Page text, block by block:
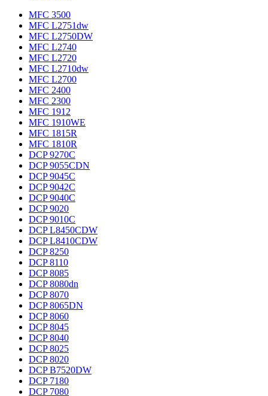
MFC 3500
MFC L2751dw
MFC L2750DW
MFC L2740
MFC L2720
MFC L2710dw
MFC L2700
MFC 2400
MFC 2300
MFC 1912
MFC 1910WE
MFC 1815R
MFC 1810R
DCP 9270C
DCP 9055CDN
DCP 9045C
DCP 9042C
DCP 9040C
DCP 9020
DCP 9010C
DCP L8450CDW
DCP L8410CDW
DCP 8250
DCP 8110
DCP 8085
DCP 8080dn
DCP 8070
DCP 8065DN
DCP 8060
DCP 8045
DCP 8040
DCP 8025
DCP 8020
DCP B7520DW
DCP 7180
DCP 7080